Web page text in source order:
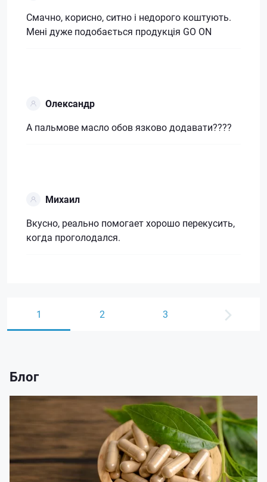
Смачно, корисно, ситно і недорого коштують.
Мені дуже подобається продукція GO ON
Олександр
А пальмове масло обов язково додавати????
Михаил
Вкусно, реально помогает хорошо перекусить,
когда проголодался.
1 2 3
Блог